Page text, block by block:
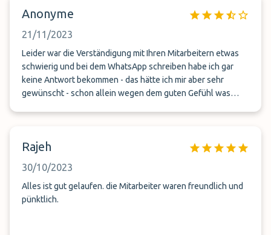
Anonyme
21/11/2023
Leider war die Verständigung mit Ihren Mitarbeitern etwas
schwierig und bei dem WhatsApp schreiben habe ich gar
keine Antwort bekommen - das hätte ich mir aber sehr
gewünscht - schon allein wegen dem guten Gefühl was
Rajeh
30/10/2023
Alles ist gut gelaufen. die Mitarbeiter waren freundlich und
pünktlich.